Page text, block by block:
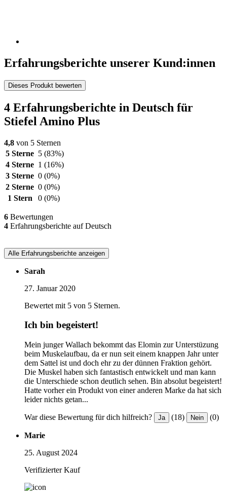
Erfahrungsberichte unserer Kund:innen
Dieses Produkt bewerten
4 Erfahrungsberichte in Deutsch für
Stiefel Amino Plus
4,8 von 5 Sternen
5 Sterne 5 (83%)
4 Sterne 1 (16%)
3 Sterne 0 (0%)
2 Sterne 0 (0%)
1 Stern
0 (0%)
6 Bewertungen
4 Erfahrungsberichte auf Deutsch
Alle Erfahrungsberichte anzeigen
Sarah
27. Januar 2020
Bewertet mit 5 von 5 Sternen.
Ich bin begeistert!
Mein junger Wallach bekommt das Elomin zur Unterstüzung
beim Muskelaufbau, da er nun seit einem knappen Jahr unter
dem Sattel ist und doch ehr zu der dünnen Fraktion gehört.
Die Muskel haben sich fantastisch entwickelt und man kann
die Unterschiede schon deutlich sehen. Bin absolut begeistert!
Hatte vorher ein Produkt von einer anderen Marke da hat sich
leider nichts getan...
War diese Bewertung für dich hilfreich? Ja (18) Nein (0)
Marie
25. August 2024
Verifizierter Kauf